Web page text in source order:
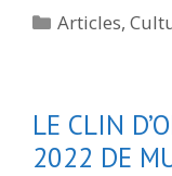
Catégories
Articles,
LE CLIN
2022 DE